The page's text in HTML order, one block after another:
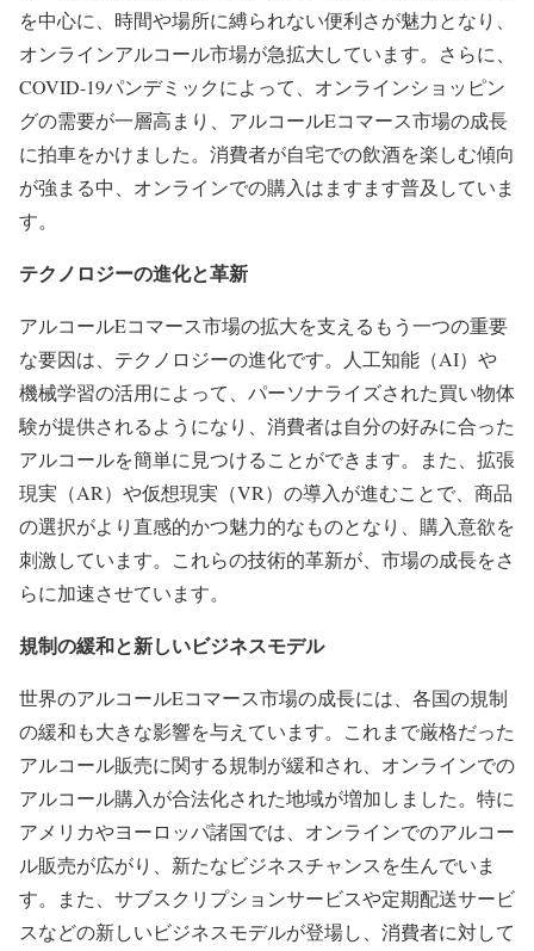
を中心に、時間や場所に縛られない便利さが魅力となり、
オンラインアルコール市場が急拡大しています。さらに、
COVID-19パンデミックによって、オンラインショッピン
グの需要が一層高まり、アルコールEコマース市場の成長
に拍車をかけました。消費者が自宅での飲酒を楽しむ傾向
が強まる中、オンラインでの購入はますます普及していま
す。
テクノロジーの進化と革新
アルコールEコマース市場の拡大を支えるもう一つの重要
な要因は、テクノロジーの進化です。人工知能（AI）や
機械学習の活用によって、パーソナライズされた買い物体
験が提供されるようになり、消費者は自分の好みに合った
アルコールを簡単に見つけることができます。また、拡張
現実（AR）や仮想現実（VR）の導入が進むことで、商品
の選択がより直感的かつ魅力的なものとなり、購入意欲を
刺激しています。これらの技術的革新が、市場の成長をさ
らに加速させています。
規制の緩和と新しいビジネスモデル
世界のアルコールEコマース市場の成長には、各国の規制
の緩和も大きな影響を与えています。これまで厳格だった
アルコール販売に関する規制が緩和され、オンラインでの
アルコール購入が合法化された地域が増加しました。特に
アメリカやヨーロッパ諸国では、オンラインでのアルコー
ル販売が広がり、新たなビジネスチャンスを生んでいま
す。また、サブスクリプションサービスや定期配送サービ
スなどの新しいビジネスモデルが登場し、消費者に対して